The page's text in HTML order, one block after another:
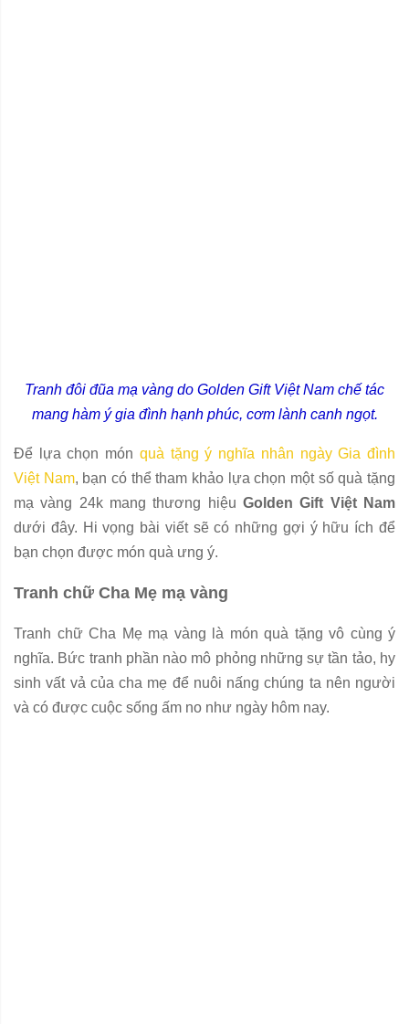
Tranh đôi đũa mạ vàng do Golden Gift Việt Nam chế tác
mang hàm ý gia đình hạnh phúc, cơm lành canh ngọt.
Để lựa chọn món quà tặng ý nghĩa nhân ngày Gia đình
Việt Nam, bạn có thể tham khảo lựa chọn một số quà tặng
mạ vàng 24k mang thương hiệu Golden Gift Việt Nam
dưới đây. Hi vọng bài viết sẽ có những gợi ý hữu ích để
bạn chọn được món quà ưng ý.
Tranh chữ Cha Mẹ mạ vàng
Tranh chữ Cha Mẹ mạ vàng là món quà tặng vô cùng ý
nghĩa. Bức tranh phần nào mô phỏng những sự tần tảo, hy
sinh vất vả của cha mẹ để nuôi nấng chúng ta nên người
và có được cuộc sống ấm no như ngày hôm nay.